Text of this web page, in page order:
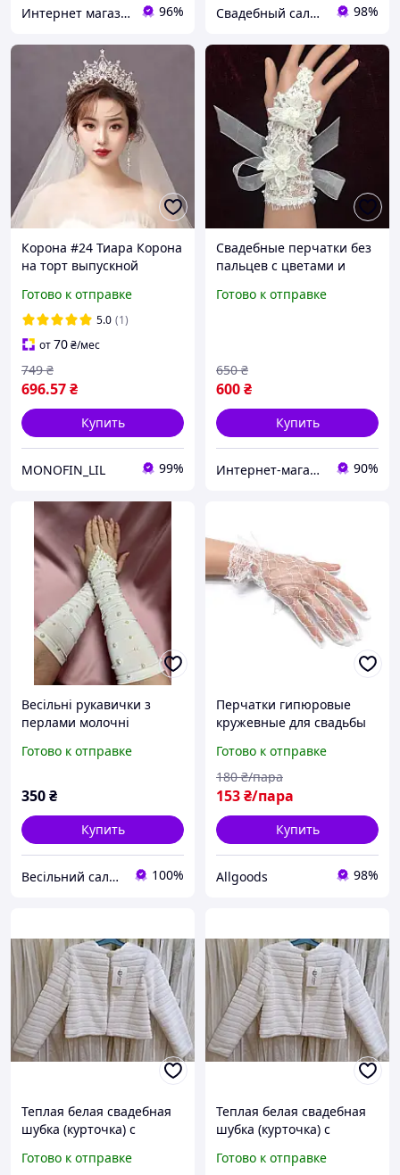
Интернет магазин "Elitmoda" 96% Свадебный салон "ПРИНЦЕССА" 98%
Корона #24 Тиара Корона
на торт выпускной
рождение утренник
метал
Готово к отправке
5.0 (1)
от70₴/мес
696.57₴
749 ₴
Купить
MONOFIN_LIL 99%
Свадебные перчатки без
пальцев с цветами и
свадебному платью, цвет
Готово к отправке
600₴
650 ₴
Купить
Интернет-магазин "Кларисса" 90%
Весільні рукавички з
перлами молочні
Готово к отправке
350₴
Купить
Весільний салон «Ніколь» 100%
Перчатки гипюровые
кружевные для свадьбы
ужина Белые
Готово к отправке
153₴/пара
180 ₴/пара
Купить
Allgoods 98%
Теплая белая свадебная
шубка (курточка) с
искусственный мех,
Готово к отправке
Теплая белая свадебная
шубка (курточка) с
искусственный мех,
Готово к отправке